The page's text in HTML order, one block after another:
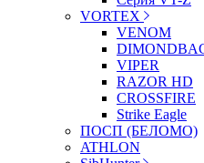
VORTEX
VENOM
VIPER
RAZOR HD
CROSSFIRE
Strike Eagle
ПОСП (БЕЛОМО)
ATHLON